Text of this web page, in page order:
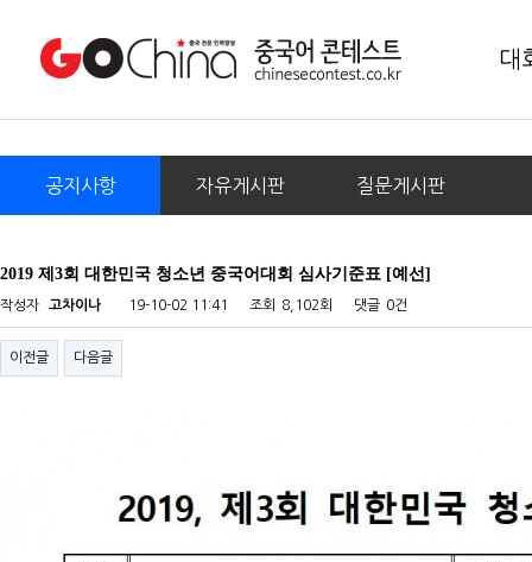
대
공지사항 자유게시판 질문게시판
2019 제3회 대한민국 청소년 중국어대회 심사기준표 [예선]
작성자 고차이나 19-10-02 11:41 조회 8,102회 댓글 0건
이전글 다음글